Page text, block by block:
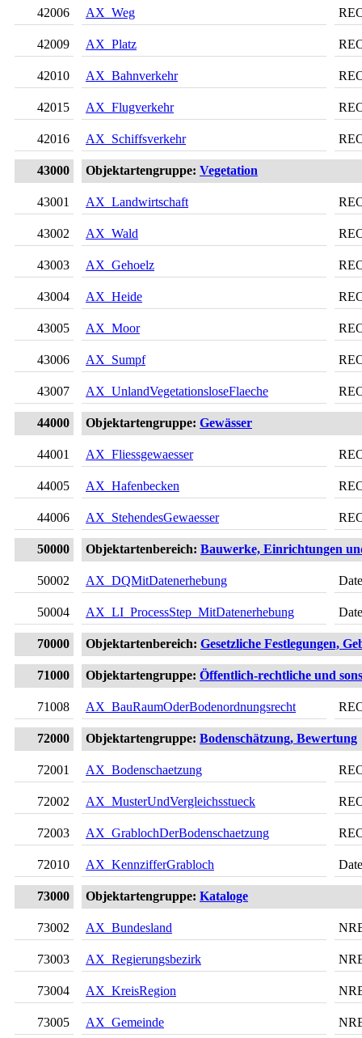
42006 AX_Weg
42009 AX_Platz
42010 AX_Bahnverkehr
42015 AX_Flugverkehr
42016 AX_Schiffsverkehr
43000 Objektartengruppe: Vegetation
43001 AX_Landwirtschaft
43002 AX_Wald
43003 AX_Gehoelz
43004 AX_Heide
43005 AX_Moor
43006 AX_Sumpf
43007 AX_UnlandVegetationsloseFlaeche
44000 Objektartengruppe: Gewässer
44001 AX_Fliessgewaesser
44005 AX_Hafenbecken
44006 AX_StehendesGewaesser
50000 Objektartenbereich: Bauwerke, Einrichtungen
50002 AX_DQMitDatenerhebung
50004 AX_LI_ProcessStep_MitDatenerhebung
70000 Objektartenbereich: Gesetzliche Festlegungen,
71000 Objektartengruppe: Öffentlich-rechtliche und
71008 AX_BauRaumOderBodenordnungsrecht
72000 Objektartengruppe: Bodenschätzung, Bewertung
72001 AX_Bodenschaetzung
72002 AX_MusterUndVergleichsstueck
72003 AX_GrablochDerBodenschaetzung
72010 AX_KennzifferGrabloch
73000 Objektartengruppe: Kataloge
73002 AX_Bundesland
73003 AX_Regierungsbezirk
73004 AX_KreisRegion
73005 AX_Gemeinde